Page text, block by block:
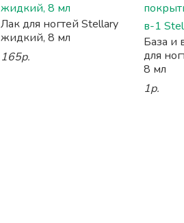
Лак для ногтей Stellary
жидкий, 8 мл
165р.
База и
для
8 мл
1р.